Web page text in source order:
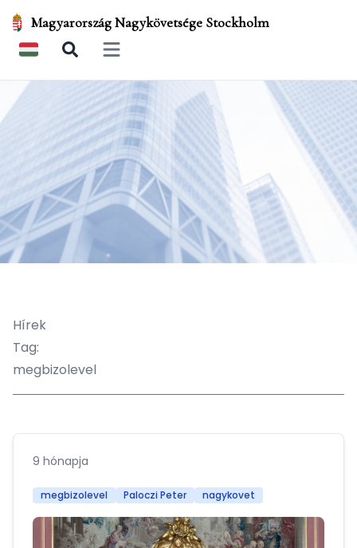
Magyarország Nagykövetsége Stockholm
Open main menu
Hírek
Tag:
megbizolevel
9 hónapja
megbizolevel Paloczi Peter nagykovet